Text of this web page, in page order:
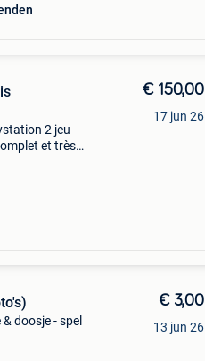
2 jeu
et très
€ 150,00
17 jun 26
doosje - spel
€ 3,00
13 jun 26